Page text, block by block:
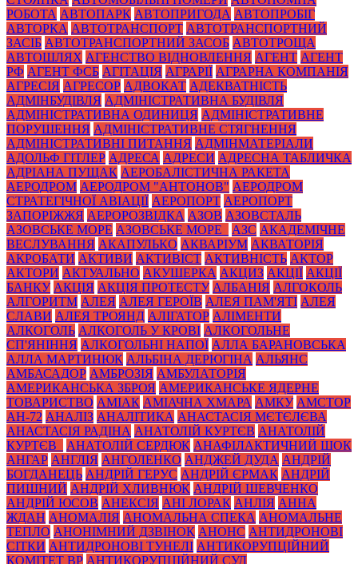
РОБОТА АВТОПАРК АВТОПРИГОДА АВТОПРОБІГ
АВТОРКА АВТОТРАНСПОРТ АВТОТРАНСПОРТНИЙ
ЗАСІБ АВТОТРАНСПОРТНИЙ ЗАСОБ АВТОТРОЩА
АВТОШЛЯХ АГЕНСТВО ВІДНОВЛЕННЯ АГЕНТ АГЕНТ
РФ АГЕНТ ФСБ АГІТАЦІЯ АГРАРІЇ АГРАРНА КОМПАНІЯ
АГРЕСІЯ АГРЕСОР АДВОКАТ АДЕКВАТНІСТЬ
АДМІНБУДІВЛЯ АДМІНІСТРАТИВНА БУДІВЛЯ
АДМІНІСТРАТИВНА ОДИНИЦЯ АДМІНІСТРАТИВНЕ
ПОРУШЕННЯ АДМІНІСТРАТИВНЕ СТЯГНЕННЯ
АДМІНІСТРАТИВНІ ПИТАННЯ АДМІНМАТЕРІАЛИ
АДОЛЬФ ГІТЛЕР АДРЕСА АДРЕСИ АДРЕСНА ТАБЛИЧКА
АДРІАНА ПУЩАК АЕРОБАЛІСТИЧНА РАКЕТА
АЕРОДРОМ АЕРОДРОМ "АНТОНОВ" АЕРОДРОМ
СТРАТЕГІЧНОЇ АВІАЦІЇ АЕРОПОРТ АЕРОПОРТ
ЗАПОРІЖЖЯ АЕРОРОЗВІДКА АЗОВ АЗОВСТАЛЬ
АЗОВСЬКЕ МОРЕ АЗОВСЬКЕ МОРЕ_ АЗС АКАДЕМІЧНЕ
ВЕСЛУВАННЯ АКАПУЛЬКО АКВАРІУМ АКВАТОРІЯ
АКРОБАТИ АКТИВИ АКТИВІСТ АКТИВНІСТЬ АКТОР
АКТОРИ АКТУАЛЬНО АКУШЕРКА АКЦИЗ АКЦІЇ АКЦІЇ
БАНКУ АКЦІЯ АКЦІЯ ПРОТЕСТУ АЛБАНІЯ АЛГОКОЛЬ
АЛГОРИТМ АЛЕЯ АЛЕЯ ГЕРОЇВ АЛЕЯ ПАМ'ЯТІ АЛЕЯ
СЛАВИ АЛЕЯ ТРОЯНД АЛІГАТОР АЛІМЕНТИ
АЛКОГОЛЬ АЛКОГОЛЬ У КРОВІ АЛКОГОЛЬНЕ
СП'ЯНІННЯ АЛКОГОЛЬНІ НАПОЇ АЛЛА БАРАНОВСЬКА
АЛЛА МАРТИНЮК АЛЬБІНА ДЕРЮГІНА АЛЬЯНС
АМБАСАДОР АМБРОЗІЯ АМБУЛАТОРІЯ
АМЕРИКАНСЬКА ЗБРОЯ АМЕРИКАНСЬКЕ ЯДЕРНЕ
ТОВАРИСТВО АМІАК АМІАЧНА ХМАРА АМКУ АМСТОР
АН-72 АНАЛІЗ АНАЛІТИКА АНАСТАСІЯ МЄТЄЛЄВА
АНАСТАСІЯ РАДІНА АНАТОЛІЙ КУРТЄВ АНАТОЛІЙ
КУРТЄВ_
АНАТОЛІЙ СЕРДЮК АНАФІЛАКТИЧНИЙ ШОК
АНГАР АНГЛІЯ АНГОЛЕНКО АНДЖЕЙ ДУДА АНДРІЙ
БОГДАНЕЦЬ АНДРІЙ ГЕРУС АНДРІЙ ЄРМАК АНДРІЙ
ПИШНИЙ АНДРІЙ ХЛИВНЮК АНДРІЙ ШЕВЧЕНКО
АНДРІЙ ЮСОВ АНЕКСІЯ АНІ ЛОРАК АНЛІЯ АННА
ЖДАН АНОМАЛІЯ АНОМАЛЬНА СПЕКА АНОМАЛЬНЕ
ТЕПЛО АНОНІМНИЙ ДЗВІНОК АНОНС АНТИДРОНОВІ
СІТКИ АНТИДРОНОВІ ТУНЕЛІ АНТИКОРУПЦІЙНИЙ
КОМІТЕТ ВР АНТИКОРУПЦІЙНИЙ СУД